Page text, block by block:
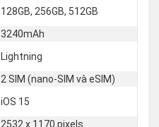
128GB, 256GB, 512GB
3240mAh
Lightning
2 SIM (nano‑SIM và eSIM)
iOS 15
2532 x 1170 pixels